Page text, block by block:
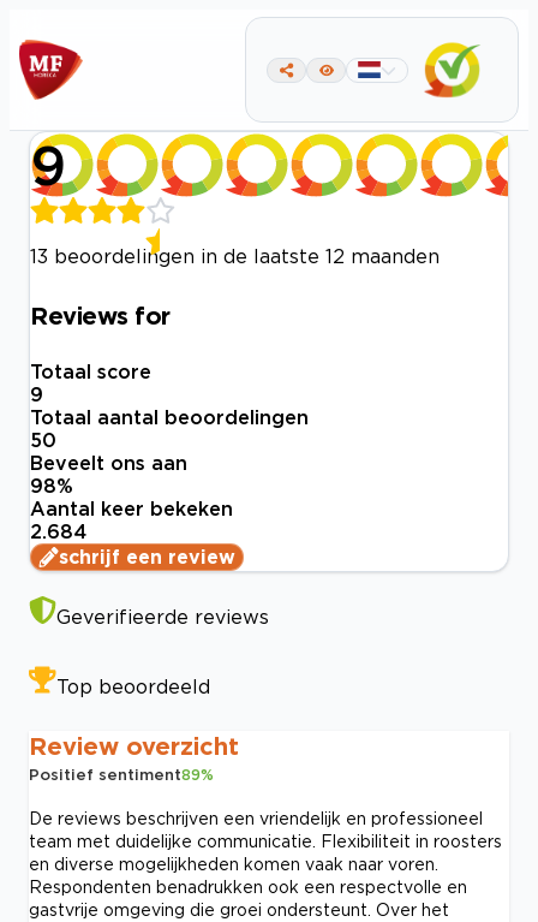
9
13 beoordelingen in de laatste 12 maanden
Reviews for
Totaal score
9
Totaal aantal beoordelingen
50
Beveelt ons aan
98%
Aantal keer bekeken
2.684
schrijf een review
Geverifieerde reviews
Top beoordeeld
Review overzicht
Positief sentiment89%
De reviews beschrijven een vriendelijk en professioneel
team met duidelijke communicatie. Flexibiliteit in roosters
en diverse mogelijkheden komen vaak naar voren.
Respondenten benadrukken ook een respectvolle en
gastvrije omgeving die groei ondersteunt. Over het